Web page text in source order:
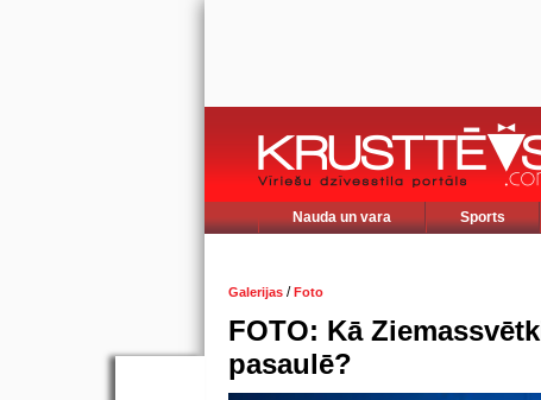
Nauda un vara Sports
Galerijas /Foto
FOTO: Kā
pasaulē?